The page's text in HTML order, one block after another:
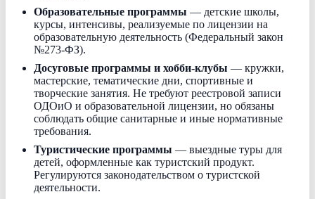
Образовательные программы — детские школы,
курсы, интенсивы, реализуемые по лицензии на
образовательную деятельность (Федеральный закон
№273-ФЗ).
Досуговые программы и хобби-клубы — кружки,
мастерские, тематические дни, спортивные и
творческие занятия. Не требуют реестровой записи
ОДОиО и образовательной лицензии, но обязаны
соблюдать общие санитарные и иные нормативные
требования.
Туристические программы — выездные туры для
детей, оформленные как туристский продукт.
Регулируются законодательством о туристской
деятельности.